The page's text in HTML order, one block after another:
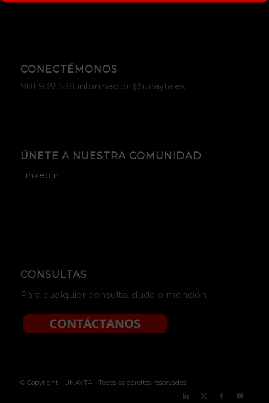
CONECTÉMONOS
981 939 538 informacion@unayta.es
ÚNETE A NUESTRA COMUNIDAD
Linkedin
CONSULTAS
Para cualquier consulta, duda o mención
© Copyright - UNAYTA - Todos os dereitos reservados